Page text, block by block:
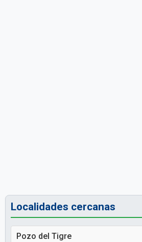
Localidades cercanas
Pozo del Tigre